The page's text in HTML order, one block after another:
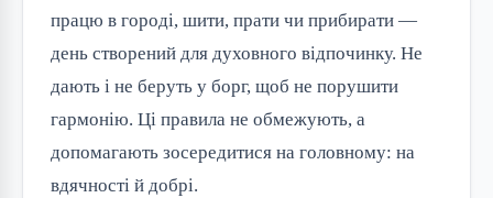
працю в городі, шити, прати чи прибирати —
день створений для духовного відпочинку. Не
дають і не беруть у борг, щоб не порушити
гармонію. Ці правила не обмежують, а
допомагають зосередитися на головному: на
вдячності й добрі.